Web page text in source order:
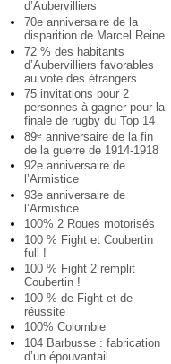
d’Aubervilliers
70e anniversaire de la
disparition de Marcel Reine
72 % des habitants
d’Aubervilliers favorables
au vote des étrangers
75 invitations pour 2
personnes à gagner pour la
finale de rugby du Top 14
89e anniversaire de la fin
de la guerre de 1914-1918
92e anniversaire de
l’Armistice
93e anniversaire de
l’Armistice
100% 2 Roues motorisés
100 % Fight et Coubertin
full !
100 % Fight 2 remplit
Coubertin !
100 % de Fight et de
réussite
100% Colombie
104 Barbusse : fabrication
d’un épouvantail